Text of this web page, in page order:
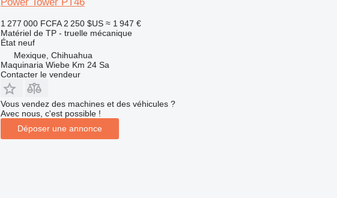
1 277 000 FCFA 2 250 $US ≈ 1 947 €
Matériel de TP - truelle mécanique
Étatneuf
Mexique, Chihuahua
Maquinaria Wiebe Km 24 Sa
Contacter le vendeur
Vous vendez des machines et des véhicules ?
Avec nous, c'est possible !
Déposer une annonce